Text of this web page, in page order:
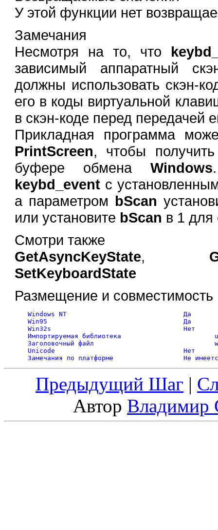
У этой функции нет
Замечания
Несмотря на то, что
зависимый аппаратный
должны использовать скэн-
его в коды виртуальной
в скэн-коде перед передачей
Прикладная программа
PrintScreen, чтобы
буфере обмена Windows
keybd_event с
а параметром bScan
или установите bScan в 1 для
Смотри также
GetAsyncKeyState,
SetKeyboardState
Размещение и совместимость
Windows NT				Да
Win95					Да
Win32s					Нет
Импортируемая библиотека			user32.lib
Заголовочный файл				winuser.h
Unicode					Нет
Предыдущий Шаг |
Автор Владимир